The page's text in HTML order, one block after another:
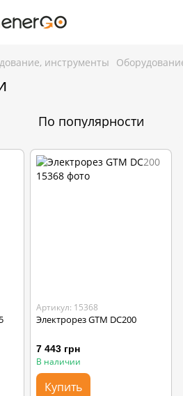
инструменты
По популярности
Артикул: 15368
Электрорез GTM DC200
7 443 грн
В наличии
Купить